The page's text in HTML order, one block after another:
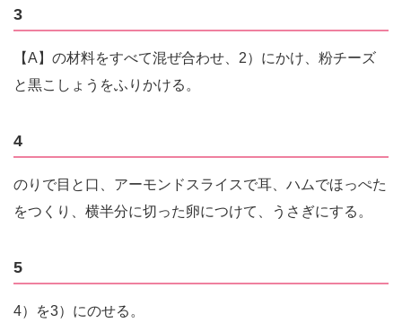
3
【A】の材料をすべて混ぜ合わせ、2）にかけ、粉チーズ
と黒こしょうをふりかける。
4
のりで目と口、アーモンドスライスで耳、ハムでほっぺた
をつくり、横半分に切った卵につけて、うさぎにする。
5
4）を3）にのせる。